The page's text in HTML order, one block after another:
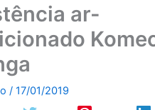
ar-
/17/01/2019